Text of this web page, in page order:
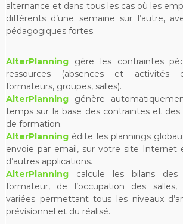
alternance et dans tous les cas où les
différents d’une semaine sur l’autre,
pédagogiques fortes.
AlterPlanninggère les contraintes
ressources (absences et activités
formateurs, groupes, salles).
AlterPlanninggénère
temps sur la base des contraintes et des
de formation.
AlterPlanningédite les plannings
envoie par email, sur votre site Internet
d’autres applications.
AlterPlanningcalcule les bilans des
formateur, de l’occupation des
variées permettant tous les niveaux
prévisionnel et du réalisé.